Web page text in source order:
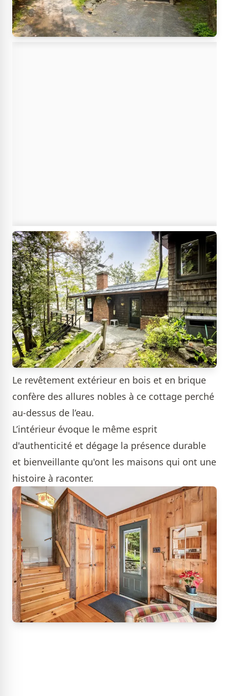
Le revêtement extérieur en bois et en brique
confère des allures nobles à ce cottage perché
au-dessus de l’eau.
L’intérieur évoque le même esprit
d'authenticité et dégage la présence durable
et bienveillante qu'ont les maisons qui ont une
histoire à raconter.